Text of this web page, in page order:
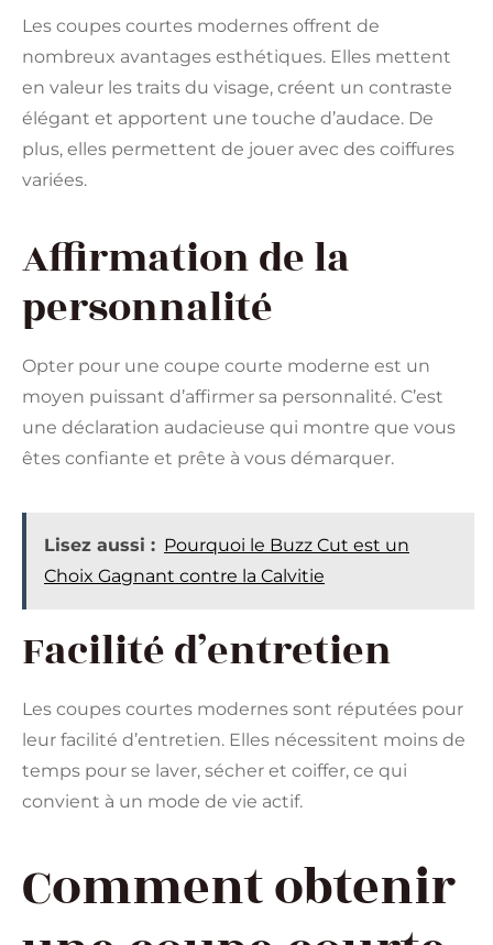
Les coupes courtes modernes offrent de
nombreux avantages esthétiques. Elles mettent
en valeur les traits du visage, créent un contraste
élégant et apportent une touche d’audace. De
plus, elles permettent de jouer avec des coiffures
variées.
Affirmation de la
personnalité
Opter pour une coupe courte moderne est un
moyen puissant d’affirmer sa personnalité. C’est
une déclaration audacieuse qui montre que vous
êtes confiante et prête à vous démarquer.
Lisez aussi : Pourquoi le Buzz Cut est un
Choix Gagnant contre la Calvitie
Facilité d’entretien
Les coupes courtes modernes sont réputées pour
leur facilité d’entretien. Elles nécessitent moins de
temps pour se laver, sécher et coiffer, ce qui
convient à un mode de vie actif.
Comment obtenir